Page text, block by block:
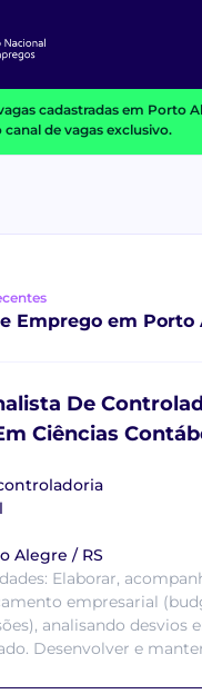
cadastradas em Porto
de vagas exclusivo.
Emprego em Porto
De
Ciências
Alegre / RS
Elaborar,
empresarial
analisando desvios
Desenvolver e